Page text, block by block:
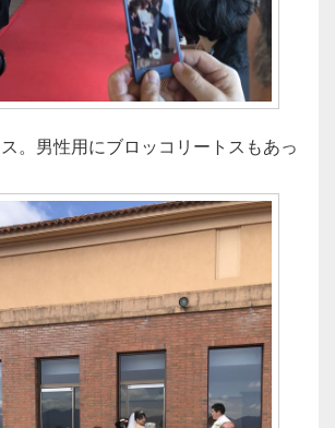
。男性用にブロッコリートスもあっ